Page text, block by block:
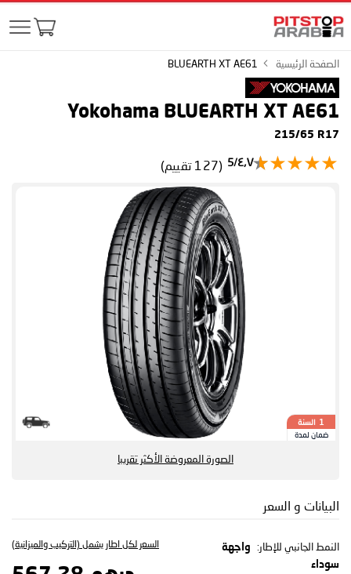
الصفحة الرئيسية BLUEARTH XT AE61
Yokohama BLUEARTH XT AE61
215/65 R17
٤٫٧/5 (127 تقييم)
1 السنة
ضمان لمدة
الصورة المعروضة الأكثر تقريبا
البيانات و السعر
النمط الجانبي للإطار:
واجهة
سوداء
السعر لكل اطار يشمل (التركيب والميزانية)